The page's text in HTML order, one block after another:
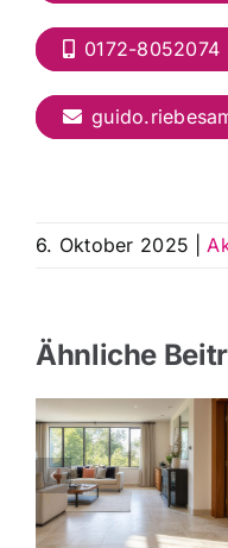
0172-8052074
6. Oktober 2025
Ähnliche
Fliesen